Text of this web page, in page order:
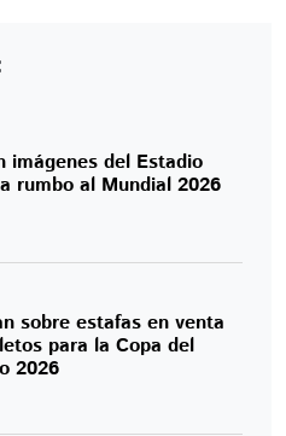
imágenes del Estadio
rumbo al Mundial 2026
sobre estafas en venta
para la Copa del
2026